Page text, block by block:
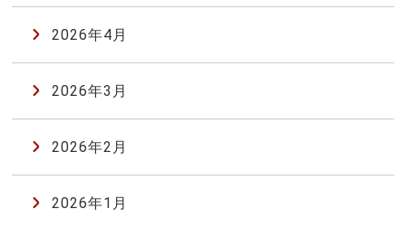
2026年4月
2026年3月
2026年2月
2026年1月